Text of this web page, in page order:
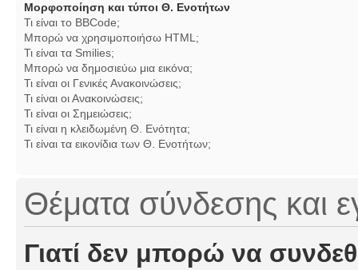
Μορφοποίηση και τύποι Θ. Ενοτήτων
Τι είναι το BBCode;
Μπορώ να χρησιμοποιήσω HTML;
Τι είναι τα Smilies;
Μπορώ να δημοσιεύω μια εικόνα;
Τι είναι οι Γενικές Ανακοινώσεις;
Τι είναι οι Ανακοινώσεις;
Τι είναι οι Σημειώσεις;
Τι είναι η κλειδωμένη Θ. Ενότητα;
Τι είναι τα εικονίδια των Θ. Ενοτήτων;
Θέματα σύνδεσης και
Γιατί δεν μπορώ να